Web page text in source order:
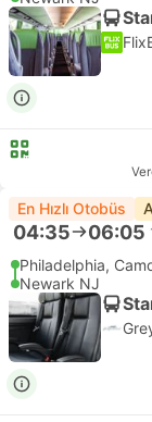
En Hızlı Otobüs
04:35 06:05
Philadelphia,
Newark NJ